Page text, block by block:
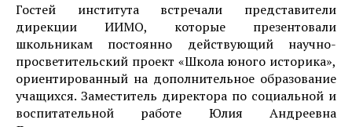
Гостей института встречали представители
дирекции ИИМО, которые презентовали
школьникам постоянно действующий научно-
просветительский проект «Школа юного историка»,
ориентированный на дополнительное образование
учащихся. Заместитель директора по социальной и
воспитательной работе Юлия Андреевна